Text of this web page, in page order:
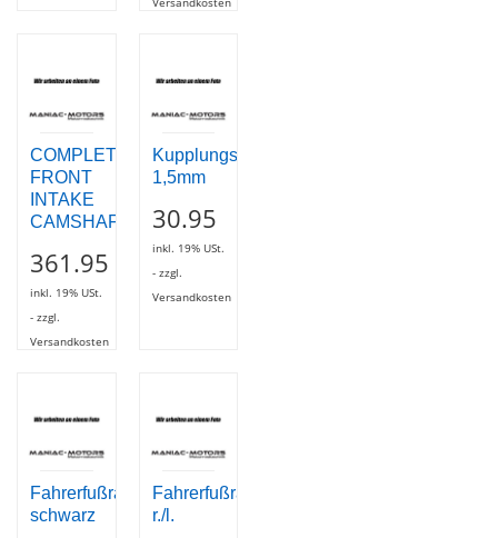
COMPLETE
FRONT
INTAKE
CAMSHAFT
361.95
inkl. 19% USt.
- zzgl.
Versandkosten
Kupplungsstahlscheibe
1,5mm
30.95
inkl. 19% USt.
- zzgl.
Versandkosten
Fahrerfußrasten
schwarz
Fahrerfußraste
r./l.